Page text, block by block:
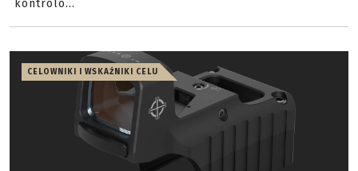
kontrolo...
CELOWNIKI I WSKAŹNIKI CELU